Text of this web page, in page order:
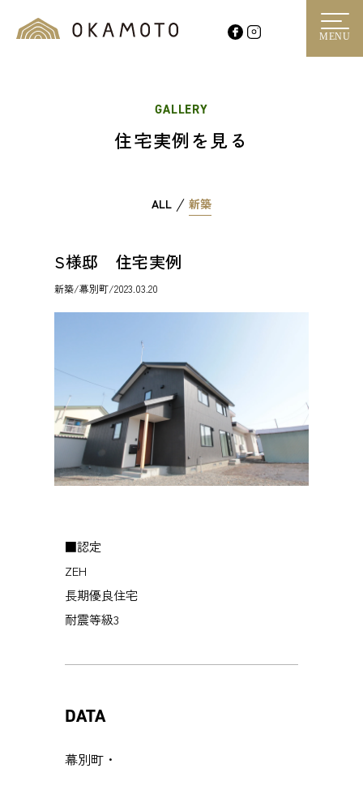
MENU
GALLERY
住宅実例を見る
ALL 新築
S様邸 住宅実例
新築/幕別町/2023.03.20
■認定
ZEH
長期優良住宅
耐震等級3
DATA
幕別町・